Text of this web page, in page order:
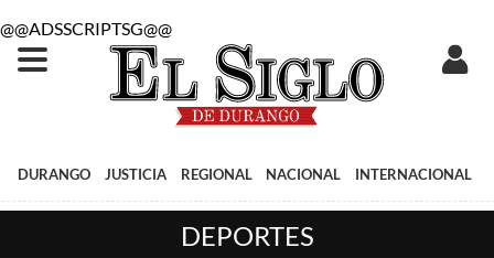
@@ADSSCRIPTSG@@
DURANGO JUSTICIA REGIONAL NACIONAL INTERNACIONAL
DEPORTES